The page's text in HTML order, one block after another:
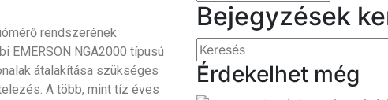
rendszerének
EMERSON NGA2000 típusú
átalakítása szükséges
A több, mint tíz éves
Bejegyzések
Érdekelhet még